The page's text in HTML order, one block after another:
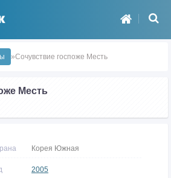
»Сочувствие госпоже Месть
Месть
Корея Южная
2005